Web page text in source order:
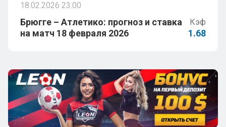
18.02.2026 23:00
Брюгге – Атлетико: прогноз и ставка
на матч 18 февраля 2026
Кэф
1.68